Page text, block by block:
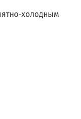
холодным